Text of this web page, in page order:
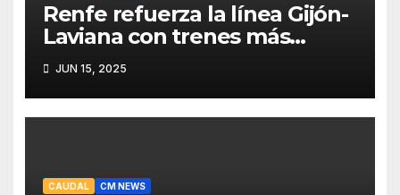
Renfe refuerza la línea Gijón-
Laviana con trenes más
fiables y mejor servicio para
recuperar viajeros
JUN 15, 2025
CAUDAL CM NEWS